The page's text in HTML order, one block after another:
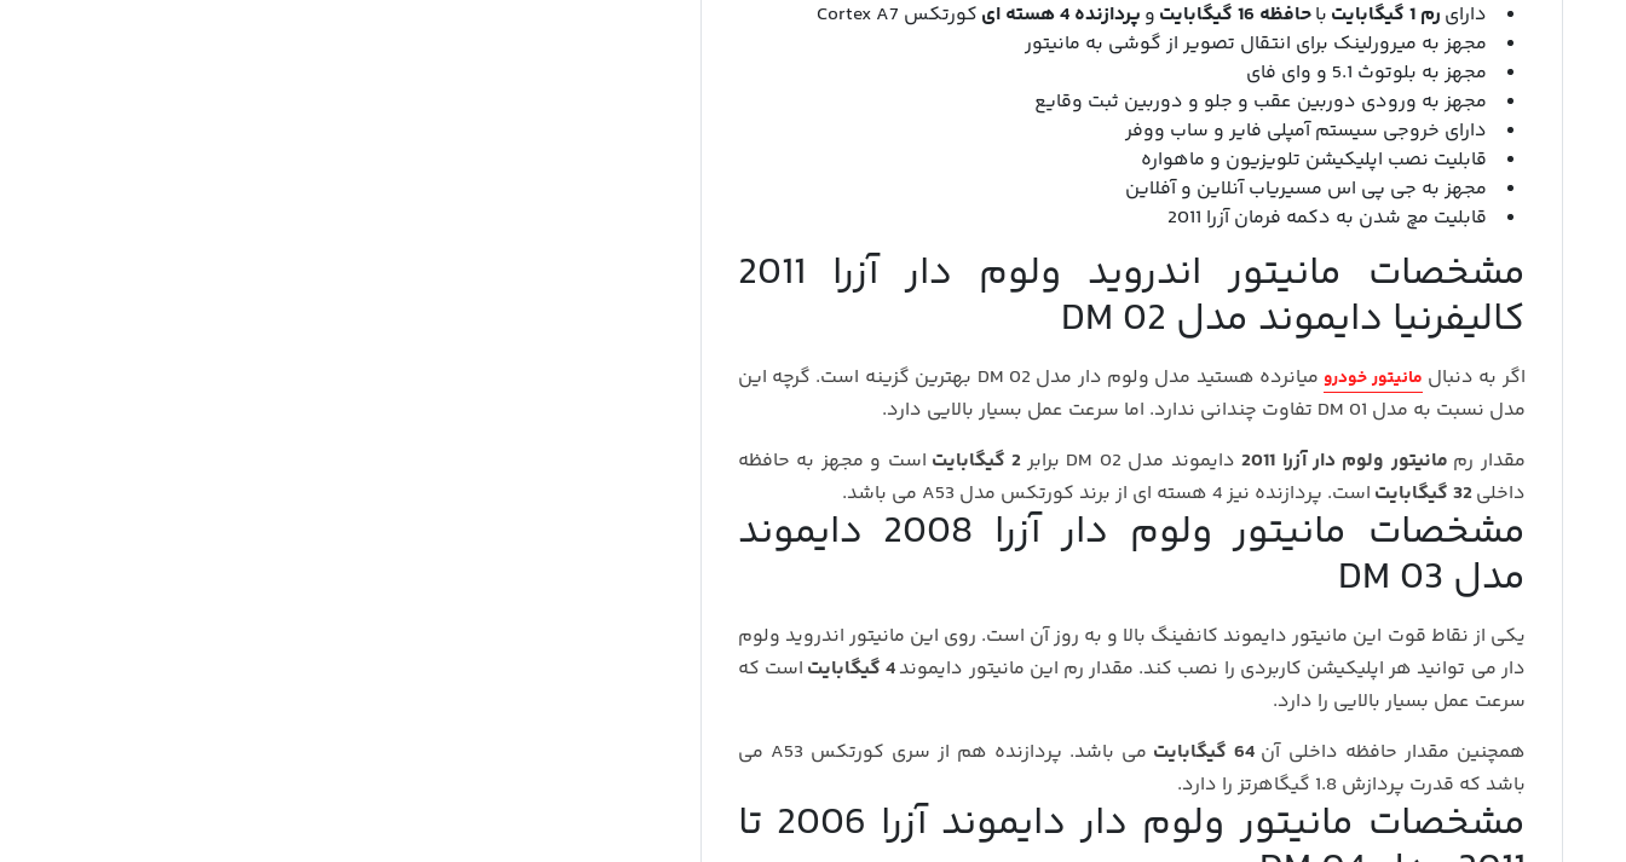
دارای رم 1 گیگابایت باحافظه 16 گیگابایت و پردازنده 4 هسته ای
کورتکس Cortex A7
مجهز به میرورلینک برای انتقال تصویر از گوشی به مانیتور
مجهز به بلوتوث 5.1 و وای فای
مجهز به ورودی دوربین عقب و جلو و دوربین ثبت وقایع
دارای خروجی سیستم آمپلی فایر و ساب ووفر
قابلیت نصب اپلیکیشن تلویزیون و ماهواره
مجهز به جی پی اس مسیریاب آنلاین و آفلاین
قابلیت مچ شدن به دکمه فرمان آزرا 2011
مشخصات مانیتور اندروید ولوم دار آزرا 2011
کالیفرنیا دایموند مدل DM 02
اگر به دنبال مانیتور خودرو
میانرده هستید مدل ولوم دار مدل DM 02 بهترین گزینه است. گرچه این
مدل نسبت به مدل DM 01 تفاوت چندانی ندارد. اما سرعت عمل بسیار بالایی دارد.
مقدار رم مانیتور ولوم دار آزرا 2011 دایموند مدل DM 02 برابر 2 گیگابایت
است و مجهز به حافظه
داخلی32 گیگابایت است. پردازنده نیز 4 هسته ای از برند کورتکس مدل A53 می باشد.
مشخصات مانیتور ولوم دار آزرا 2008 دایموند
مدل DM 03
یکی از نقاط قوت این مانیتور دایموند کانفینگ بالا و به روز آن است. روی این مانیتور اندروید ولوم
دار می توانید هر اپلیکیشن کاربردی را نصب کند. مقدار رم این مانیتور دایموند4 گیگابایت
است که
سرعت عمل بسیار بالایی را دارد.
همچنین مقدار حافظه داخلی آن 64 گیگابایت
می باشد. پردازنده هم از سری کورتکس A53 می
باشد که قدرت پردازش 1.8 گیگاهرتز را دارد.
مشخصات مانیتور ولوم دار دایموند آزرا 2006 تا